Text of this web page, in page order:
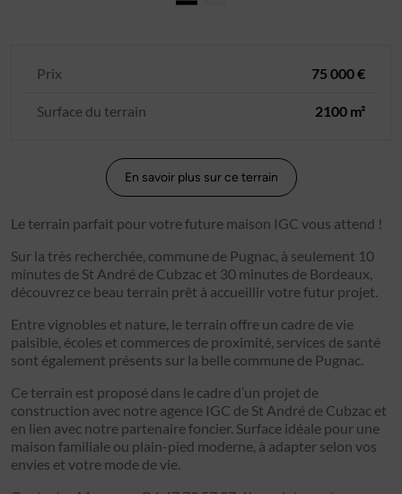
Prix 75 000 €
Surface du terrain 2100 m²
En savoir plus sur ce terrain
Le terrain parfait pour votre future maison IGC vous attend !
Sur la très recherchée, commune de Pugnac, à seulement 10
minutes de St André de Cubzac et 30 minutes de Bordeaux,
découvrez ce beau terrain prêt à accueillir votre futur projet.
Entre vignobles et nature, le terrain offre un cadre de vie
paisible, écoles et commerces de proximité, services de santé
sont également présents sur la belle commune de Pugnac.
Ce terrain est proposé dans le cadre d’un projet de
construction avec notre agence IGC de St André de Cubzac et
en lien avec notre partenaire foncier. Surface idéale pour une
maison familiale ou plain-pied moderne, à adapter selon vos
envies et votre mode de vie.